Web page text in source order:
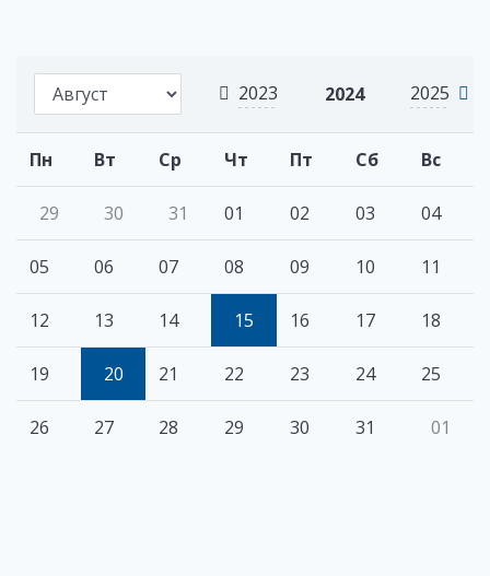
2023 2024 2025
Пн Вт Ср Чт Пт Сб Вс
29 30 31 01 02 03 04
05 06 07 08 09 10 11
12 13 14 15 16 17 18
19 20 21 22 23 24 25
26 27 28 29 30 31 01